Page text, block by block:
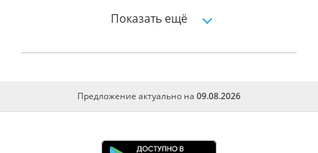
Нивелирование по квадратам
Показать ещё
Предложение актуально на 09.08.2026